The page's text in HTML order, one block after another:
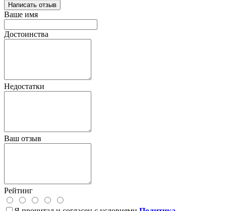
Написать отзыв
Ваше имя
Достоинства
Недостатки
Ваш отзыв
Рейтинг